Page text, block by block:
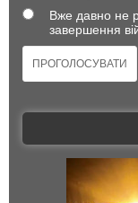
Вже давно не
завершення